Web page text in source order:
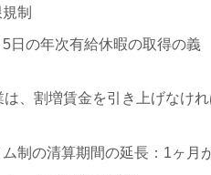
制
の年次有給休暇の取得の義
割増賃金を引き上げなけれ
の清算期間の延長：1ヶ月